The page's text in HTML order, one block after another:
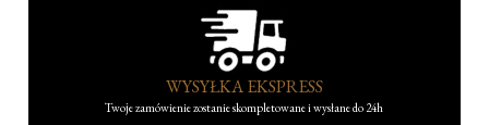
WYSYŁKA EKSPRESS
Twoje zamówienie zostanie skompletowane i wysłane do 24h